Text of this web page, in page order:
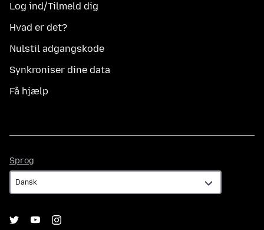
Log ind/Tilmeld dig
Hvad er det?
Nulstil adgangskode
Synkroniser dine data
Få hjælp
Sprog